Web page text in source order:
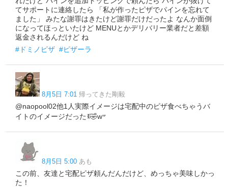
てサポートに連絡したら 「私が作ったピザでパインを忘れて
ました」 みたな謝罪はきたけど謝罪だけだったよ なんか面倒
になってほっといたけど MENUとかデリバリー業者だと差額
返金されるんだけど ね
#ドミノピザ #ピザーラ
8月5日 7:01 帰ってきた剛毅
@naopool02他1人実際イメージは宅配中のピザ食べちゃうバ
イトのイメージだったꉂ🤣w𐤔
8月5日 5:00 あも
この前、友達と宅配ピザ頼んだんだけど、めっちゃ美味しかっ
た！